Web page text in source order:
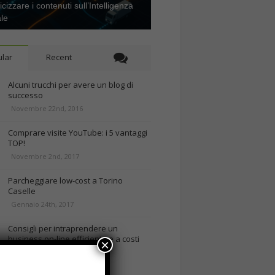
i contenuti sull’Intelligenza
Recent
Alcuni trucchi per avere un blog di
successo
Novembre 22nd, 2016
Comprare visite YouTube: i 5 vantaggi
TOP!
Novembre 2nd, 2017
Parcheggiare low-cost a Torino
Caselle
Gennaio 24th, 2017
Consigli per intraprendere un
business on-line efficiente e a costi
2018
×